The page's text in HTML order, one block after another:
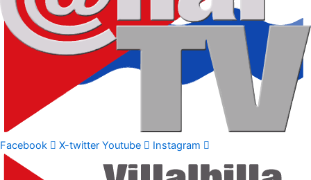
Facebook X-twitter Youtube Instagram